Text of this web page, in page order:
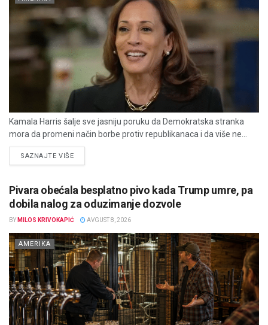
Kamala Harris šalje sve jasniju poruku da Demokratska stranka
mora da promeni način borbe protiv republikanaca i da više ne...
SAZNAJTE VIŠEDETAILS
Pivara obećala besplatno pivo kada Trump umre, pa
dobila nalog za oduzimanje dozvole
BY MILOS KRIVOKAPIĆ AVGUST 8, 2026
AMERIKA